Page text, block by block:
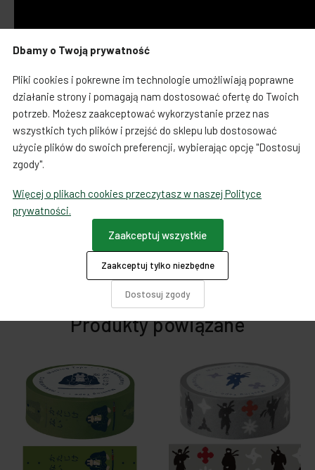
Produkty powiązane
Dbamy o Twoją prywatność
Pliki cookies i pokrewne im technologie umożliwiają poprawne
działanie strony i pomagają nam dostosować ofertę do Twoich
potrzeb. Możesz zaakceptować wykorzystanie przez nas
wszystkich tych plików i przejść do sklepu lub dostosować
użycie plików do swoich preferencji, wybierając opcję "Dostosuj
zgody".
Więcej o plikach cookies przeczytasz w naszej Polityce
prywatności.
Dostosuj zgody
Zaakceptuj tylko niezbędne
Zaakceptuj wszystkie